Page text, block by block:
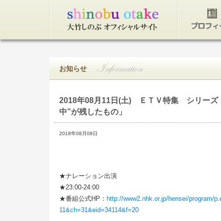
お知らせ
2018年08月11日(土) ＥＴＶ特集 シリーズ
中”が残したもの」
2018年08月08日
★ナレーション出演
★23:00-24:00
★番組公式HP： http://www2.nhk.or.jp/hensei/program/
11&ch=31&eid=34114&f=20